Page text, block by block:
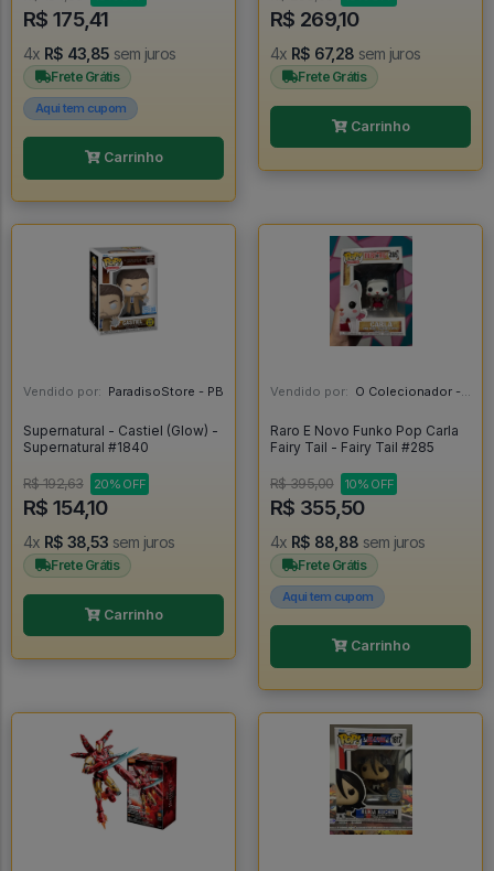
R$ 175,41
4x R$ 43,85 sem juros
Frete Grátis
Aqui tem cupom
Carrinho
R$ 269,10
4x R$ 67,28 sem juros
Frete Grátis
Carrinho
Vendido por: ParadisoStore - PB
Supernatural - Castiel (Glow) -
Supernatural #1840
R$ 192,63 20% OFF
R$ 154,10
4x R$ 38,53 sem juros
Frete Grátis
Carrinho
Vendido por: O Colecionador - SP
Raro E Novo Funko Pop Carla
Fairy Tail - Fairy Tail #285
R$ 395,00 10% OFF
R$ 355,50
4x R$ 88,88 sem juros
Frete Grátis
Aqui tem cupom
Carrinho